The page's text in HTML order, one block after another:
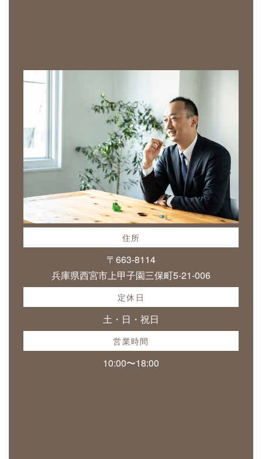
住所
〒663-8114
兵庫県西宮市上甲子園三保町5-21-006
定休日
土・日・祝日
営業時間
10:00〜18:00